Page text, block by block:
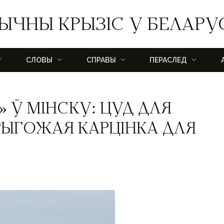
КРЫЗІС У
СЛОВЫ СПРАВЫ ПЕРАСЛЕД
Ў МІНСКУ: ЦУД ДЛЯ
КАРЦІНКА ДЛЯ